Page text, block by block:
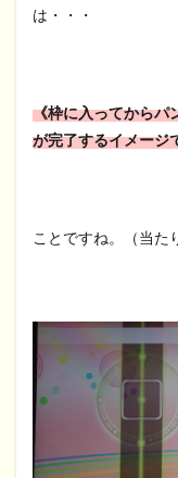
は・・・
《枠に入ってからパ
が完了するイメージ
ことですね。（当た